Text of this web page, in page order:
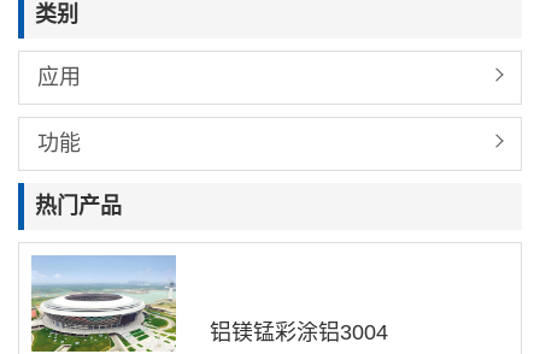
类别
应用
功能
热门产品
铝镁锰彩涂铝3004